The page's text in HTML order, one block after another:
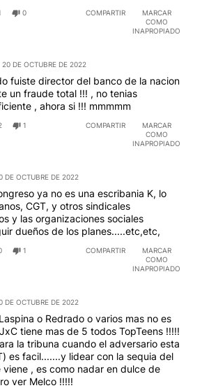
0 COMPARTIR
MARCAR
COMO
INAPROPIADO
20 DE OCTUBRE DE 2022
fuiste director del banco de la nacion
un fraude total !!! , no tenias
, ahora si !!! mmmmm
1 COMPARTIR
MARCAR
COMO
INAPROPIADO
DE OCTUBRE DE 2022
ya no es una escribania K, lo
CGT, y otros sindicales
y las organizaciones sociales
dueños de los planes.....etc,etc,
1 COMPARTIR
MARCAR
COMO
INAPROPIADO
DE OCTUBRE DE 2022
o Redrado o varios mas no es
tiene mas de 5 todos TopTeens !!!!!
la tribuna cuando el adversario esta
es facil.......y lidear con la sequia del
, es como nadar en dulce de
ver Melco !!!!!